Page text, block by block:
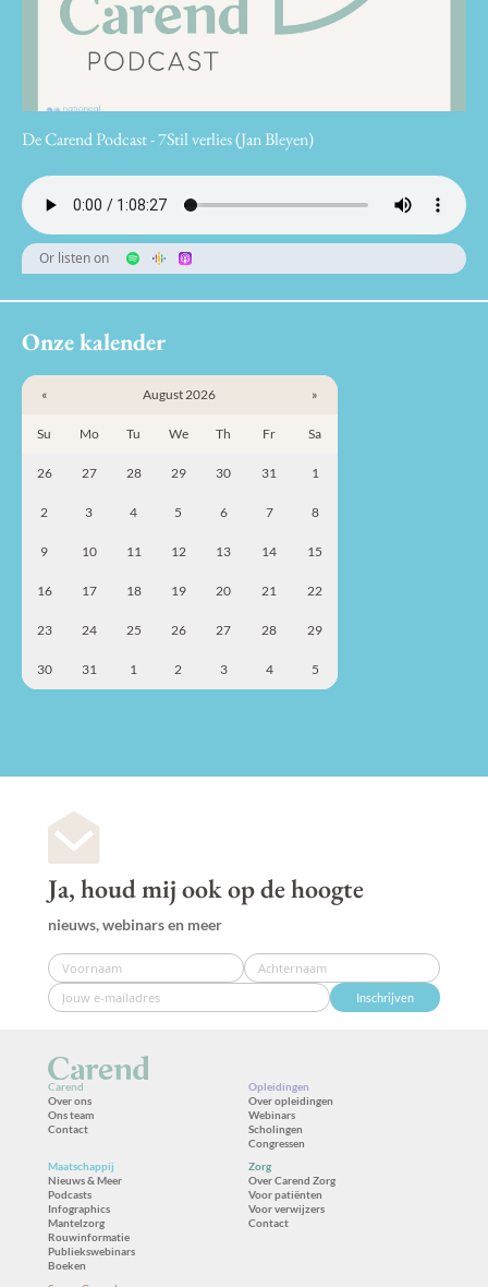
De Carend Podcast - 7Stil verlies (Jan Bleyen)
Or listen on
Onze kalender
« August 2026 »
Su Mo Tu We Th Fr Sa
26 27 28 29 30 31 1
2 3 4 5 6 7 8
9 10 11 12 13 14 15
16 17 18 19 20 21 22
23 24 25 26 27 28 29
30 31 1 2 3 4 5
Ja, houd mij ook op de hoogte
nieuws, webinars en meer
Inschrijven
Carend
Over ons
Ons team
Contact
Opleidingen
Over opleidingen
Webinars
Scholingen
Congressen
Maatschappij
Nieuws & Meer
Podcasts
Infographics
Mantelzorg
Rouwinformatie
Publiekswebinars
Boeken
Zorg
Over Carend Zorg
Voor patiënten
Voor verwijzers
Contact